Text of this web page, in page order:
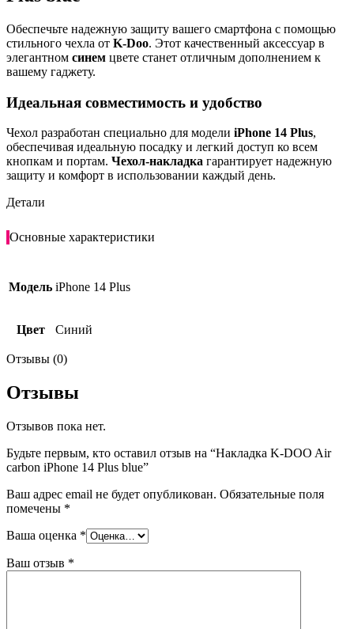
Обеспечьте надежную защиту вашего смартфона с помощью
стильного чехла от K-Doo. Этот качественный аксессуар в
элегантном синем цвете станет отличным дополнением к
вашему гаджету.
Идеальная совместимость и удобство
Чехол разработан специально для модели iPhone 14 Plus,
обеспечивая идеальную посадку и легкий доступ ко всем
кнопкам и портам. Чехол-накладка гарантирует надежную
защиту и комфорт в использовании каждый день.
Детали
Основные характеристики
Модель iPhone 14 Plus
Цвет Синий
Отзывы (0)
Отзывы
Отзывов пока нет.
Будьте первым, кто оставил отзыв на “Накладка K-DOO Air
carbon iPhone 14 Plus blue”
Ваш адрес email не будет опубликован. Обязательные поля
помечены *
Ваша оценка *
Ваш отзыв *